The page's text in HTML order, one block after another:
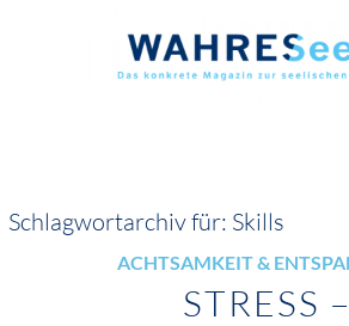
Schlagwortarchiv für: Skills
ACHTSAMKEIT &
STRESS –